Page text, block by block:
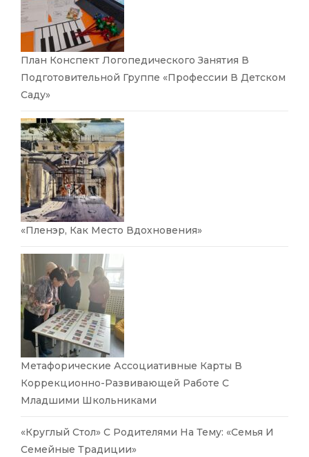
План Конспект Логопедического Занятия В
Подготовительной Группе «Профессии В Детском
Саду»
«Пленэр, Как Место Вдохновения»
Метафорические Ассоциативные Карты В
Коррекционно-Развивающей Работе С
Младшими Школьниками
«Круглый Стол» С Родителями На Тему: «Семья И
Семейные Традиции»